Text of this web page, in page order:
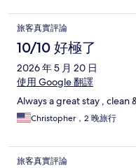
旅客真實評論
10/10 好極了
2026 年 5 月 20 日
使用 Google 翻譯
Always a great stay ,
Christopher，2 晚旅行
旅客真實評論